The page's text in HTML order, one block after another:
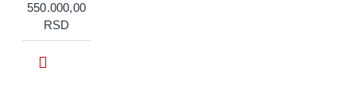
550.000,00
RSD